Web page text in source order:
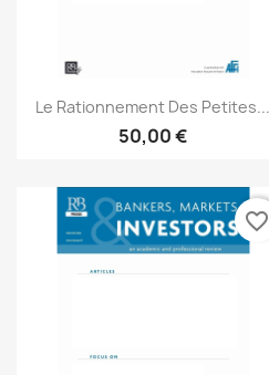
Aperçu rapide
Le Rationnement Des Petites...
50,00 €
favorite_border